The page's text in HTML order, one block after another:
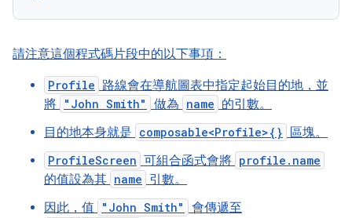
請注意這個程式碼片段中的以下事項：
Profile 路線會在導航圖表中指定起始目的地，並
將 "John Smith" 做為 name 的引數。
目的地本身就是 composable<Profile>{} 區塊。
ProfileScreen 可組合函式會將 profile.name
的值設為其 name 引數。
因此，值 "John Smith" 會傳遞至